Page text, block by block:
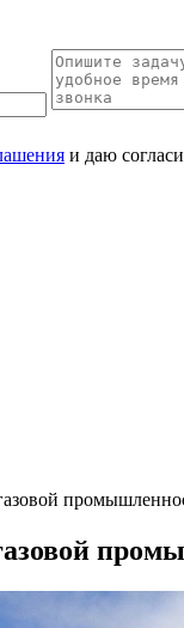
и даю